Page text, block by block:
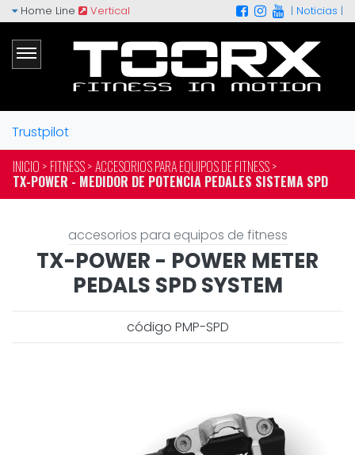
Home Line Vertical | Noticias |
Trustpilot
INICIO > FITNESS >ACCESORIOS PARA EQUIPOS DE FITNESS >
TX-POWER - MEDIDOR DE POTENCIA PEDALES SISTEMA SPD
accesorios para equipos de fitness
TX-POWER - POWER METER
PEDALS SPD SYSTEM
código PMP-SPD